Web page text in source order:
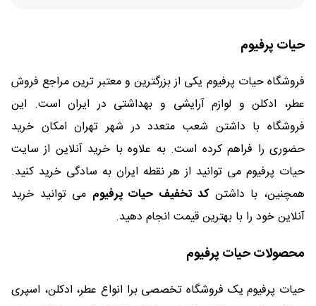
حیات پرفیوم
فروشگاه حیات پرفیوم یکی از بزرگترین و معتبر ترین مراجع فروش
عطر، ادکلن و لوازم آرایشی و بهداشتی در ایران است. این
فروشگاه با داشتن شعب متعدد در شهر تهران امکان خرید
حضوری را فراهم کرده است. به علاوه با خرید آنلاین از سایت
حیات پرفیوم می توانید از هر نقطه ایران به سادگی خرید کنید.
همچنین، با داشتنکد تخفیف حیات پرفیوم می توانید خرید
آنلاین خود را با بهترین قیمت انجام دهید.
محصولات حیات پرفیوم
حیات پرفیوم یک فروشگاه تخصصی برا انواع عطر، ادکلن، اسپری